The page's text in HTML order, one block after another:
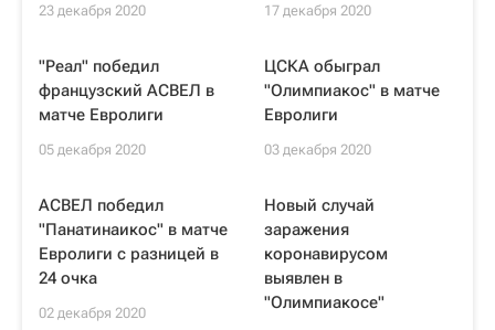
23 декабря 2020 17 декабря 2020
"Реал" победил
французский АСВЕЛ в
матче Евролиги
05 декабря 2020
ЦСКА обыграл
"Олимпиакос" в матче
Евролиги
03 декабря 2020
АСВЕЛ победил
"Панатинаикос" в матче
Евролиги с разницей в
24 очка
02 декабря 2020
Новый случай
заражения
коронавирусом
выявлен в
"Олимпиакосе"